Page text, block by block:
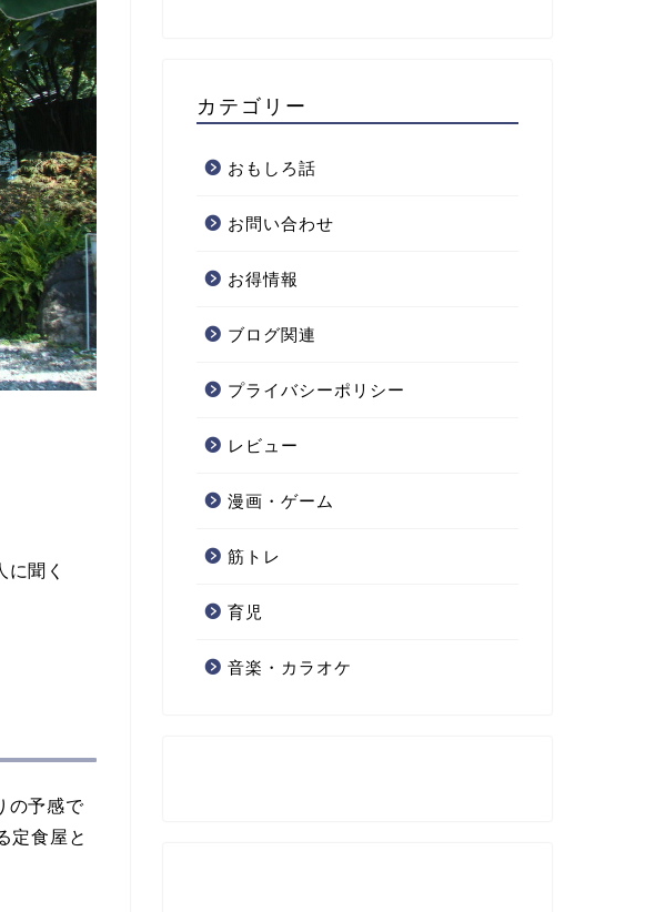
聞く
の予感で
定食屋と
カテゴリー
おもしろ話
お問い合わせ
お得情報
ブログ関連
プライバシーポリシー
レビュー
漫画・ゲーム
筋トレ
育児
音楽・カラオケ